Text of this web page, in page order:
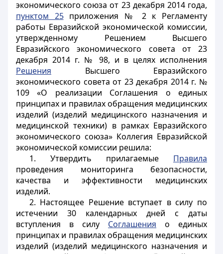
экономического союза от 23 декабря 2014 года,
пунктом 25приложения № 2 к Регламенту
работы Евразийской экономической комиссии,
утвержденному Решением Высшего
Евразийского экономического совета от 23
декабря 2014 г. № 98, и в целях исполнения
Решения Высшего Евразийского
экономического совета от 23 декабря 2014 г. №
109 «О реализации Соглашения о единых
принципах и правилах обращения медицинских
изделий (изделий медицинского назначения и
медицинской техники) в рамках Евразийского
экономического союза» Коллегия Евразийской
экономической комиссии решила:
1. Утвердить прилагаемые Правила
проведения мониторинга безопасности,
качества и эффективности медицинских
изделий.
2. Настоящее Решение вступает в силу по
истечении 30 календарных дней с даты
вступления в силу Соглашения о единых
принципах и правилах обращения медицинских
изделий (изделий медицинского назначения и